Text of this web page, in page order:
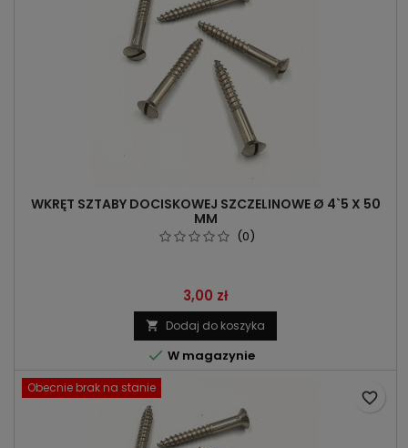
WKRĘT SZTABY DOCISKOWEJ SZCZELINOWE Ø 4`5 X 50
MM
(0)
Cena
3,00 zł
 Dodaj do koszyka
 W magazynie
Obecnie brak na stanie
favorite_border